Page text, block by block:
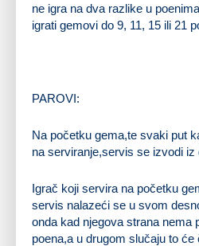
ne igra na dva razlike u
igrati gemovi do 9, 11, 15 ili 21
PAROVI:
Na početku gema,te svaki put
na serviranje,servis se izvodi iz
Igrač koji servira na početku
servis nalazeći se u svom
onda kad njegova strana nema
poena,a u drugom slučaju to